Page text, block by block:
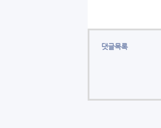
댓글목록